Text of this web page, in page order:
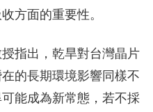
方面的重要性。
指出，乾旱對台灣晶片
的長期環境影響同樣不
能成為新常態，若不採